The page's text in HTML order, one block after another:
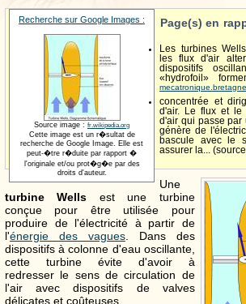
Recherche sur Google Images :
Source image : fr.wikipedia.org
Cette image est un r�sultat de
recherche de Google Image. Elle est
peut-�tre r�duite par rapport �
l'originale et/ou prot�g�e par des
droits d'auteur.
Page(s) en
Les turbines
les flux d'air
dispositifs
«hydrofoil»
concentrée et
d'air. Le flux et le
d'air qui passe par
génère de
bascule avec le
assurer la...
Une
turbine Wells est une turbine
conçue pour être utilisée pour
produire de l'électricité à partir de
l'énergie des vagues. Dans des
dispositifs à colonne d'eau oscillante,
cette turbine évite d'avoir à
redresser le sens de circulation de
l'air avec dispositifs de valves
délicates et coûteuses.